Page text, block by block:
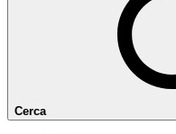
Cerca